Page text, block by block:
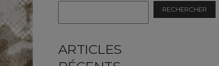
RECHERCHER
ARTICLES